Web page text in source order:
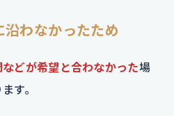
わなかったため
どが希望と合わなかった場
す。